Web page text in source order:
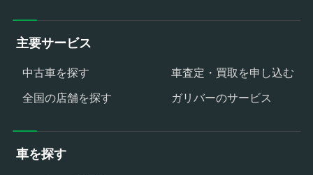
主要サービス
中古車を探す
車査定・買取を申し込む
全国の店舗を探す
ガリバーのサービス
車を探す